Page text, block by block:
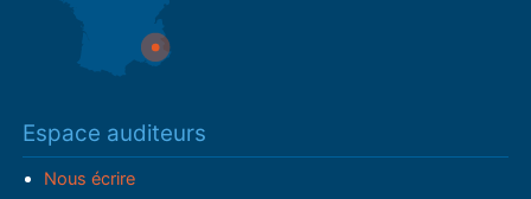
Espace auditeurs
Nous écrire